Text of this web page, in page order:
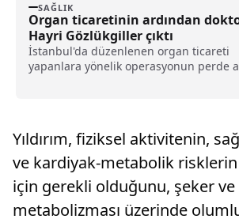
SAĞLIK
Organ ticaretinin ardından
Hayri Gözlükgiller çıktı
İstanbul'da düzenlenen organ ticareti
yapanlara yönelik operasyonun perde
Yıldırım, fiziksel aktivitenin,
ve kardiyak-metabolik risklerin
için gerekli olduğunu, şeker ve
metabolizması üzerinde